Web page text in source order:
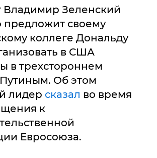
Владимир Зеленский
предложит своему
коллеге Дональду
в США
в трехстороннем
Об этом
лидер сказал во время
к
Евросоюза.